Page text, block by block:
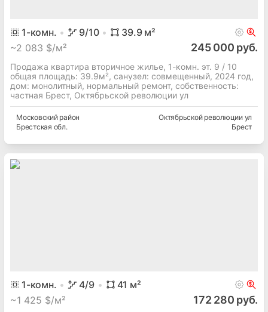
1-комн. 9/10 39.9м²
~2 083 $/м² 245 000 руб.
Продажа квартира вторичное жилье, 1-комн. эт. 9 / 10
общая площадь: 39.9м², cанузел: совмещенный, 2024 год,
дом: монолитный, нормальный ремонт, собственность:
частная Брест, Октябрьской революции ул
Московскийрайон
Брестская обл.
Октябрьской революции ул
Брест
1-комн. 4/9 41 м²
~1 425 $/м² 172 280 руб.